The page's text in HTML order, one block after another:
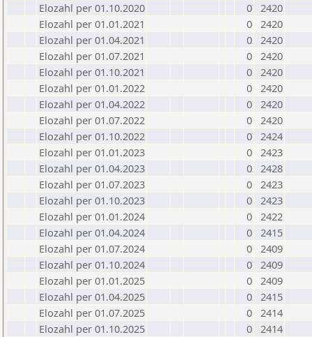
Elozahl per 01.10.2020
0 2420
Elozahl per 01.01.2021
0 2420
Elozahl per 01.04.2021
0 2420
Elozahl per 01.07.2021
0 2420
Elozahl per 01.10.2021
0 2420
Elozahl per 01.01.2022
0 2420
Elozahl per 01.04.2022
0 2420
Elozahl per 01.07.2022
0 2420
Elozahl per 01.10.2022
0 2424
Elozahl per 01.01.2023
0 2423
Elozahl per 01.04.2023
0 2428
Elozahl per 01.07.2023
0 2423
Elozahl per 01.10.2023
0 2423
Elozahl per 01.01.2024
0 2422
Elozahl per 01.04.2024
0 2415
Elozahl per 01.07.2024
0 2409
Elozahl per 01.10.2024
0 2409
Elozahl per 01.01.2025
0 2409
Elozahl per 01.04.2025
0 2415
Elozahl per 01.07.2025
0 2414
Elozahl per 01.10.2025
0 2414